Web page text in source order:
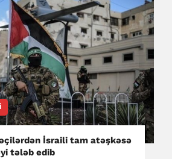
İsraili tam atəşkəsə
tələb edib